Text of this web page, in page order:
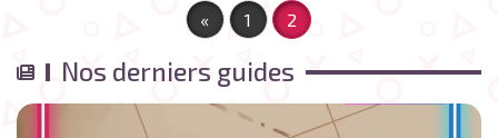
« 1 2
Nos derniers guides